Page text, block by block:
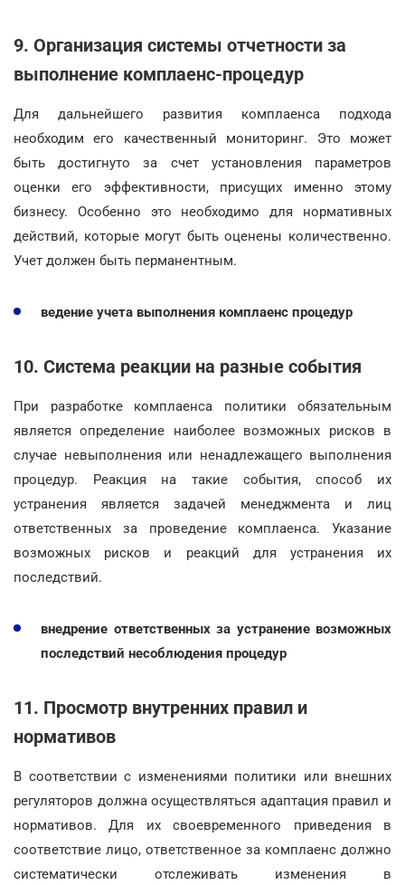
9. Организация системы отчетности за
выполнение комплаенс-процедур
Для дальнейшего развития комплаенса подхода
необходим его качественный мониторинг. Это может
быть достигнуто за счет установления параметров
оценки его эффективности, присущих именно этому
бизнесу. Особенно это необходимо для нормативных
действий, которые могут быть оценены количественно.
Учет должен быть перманентным.
ведение учета выполнения комплаенс процедур
10. Система реакции на разные события
При разработке комплаенса политики обязательным
является определение наиболее возможных рисков в
случае невыполнения или ненадлежащего выполнения
процедур. Реакция на такие события, способ их
устранения является задачей менеджмента и лиц
ответственных за проведение комплаенса. Указание
возможных рисков и реакций для устранения их
последствий.
внедрение ответственных за устранение возможных
последствий несоблюдения процедур
11. Просмотр внутренних правил и
нормативов
В соответствии с изменениями политики или внешних
регуляторов должна осуществляться адаптация правил и
нормативов. Для их своевременного приведения в
соответствие лицо, ответственное за комплаенс должно
систематически отслеживать изменения в